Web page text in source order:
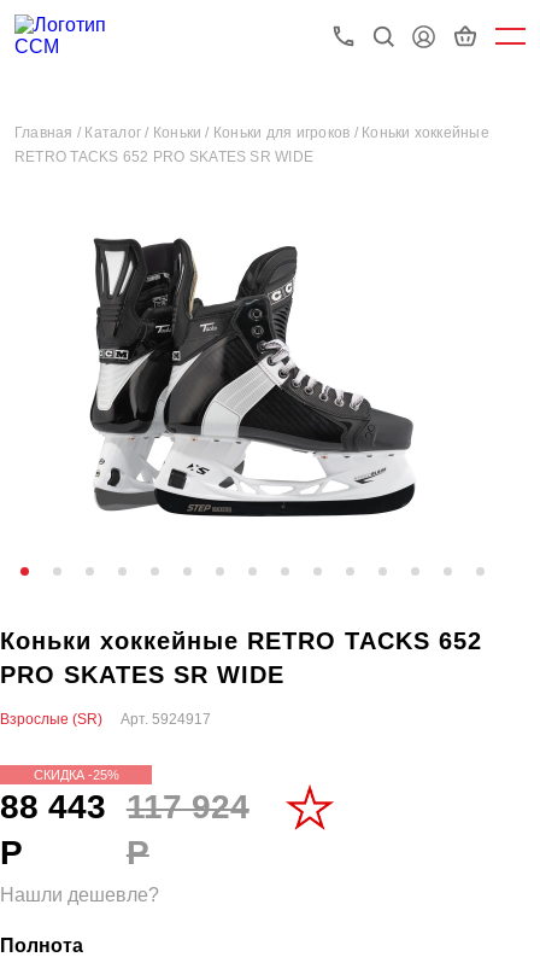
Главная / Каталог / Коньки / Коньки для игроков / Коньки хоккейные
RETRO TACKS 652 PRO SKATES SR WIDE
Коньки хоккейные RETRO TACKS 652
PRO SKATES SR WIDE
Взрослые (SR) Арт. 5924917
СКИДКА -25%
88 443
Р
117 924
Р
Нашли дешевле?
Полнота